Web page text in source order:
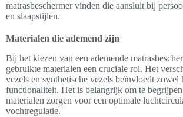
matrasbeschermer vinden die aansluit bij
en slaapstijlen.
Materialen die ademend zijn
Bij het kiezen van een ademende
gebruikte materialen een cruciale rol. Het
vezels en synthetische vezels beïnvloedt zowel
functionaliteit. Het is belangrijk om te begrijpen
materialen zorgen voor een optimale
vochtregulatie.